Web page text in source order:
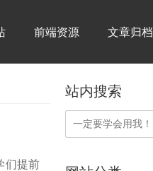
前端资源 文章归档
们提前
站内搜索